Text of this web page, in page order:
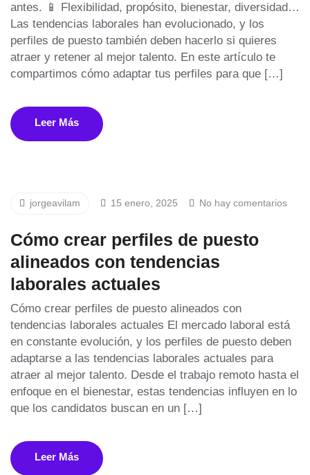
antes. 📱 Flexibilidad, propósito, bienestar, diversidad…
Las tendencias laborales han evolucionado, y los
perfiles de puesto también deben hacerlo si quieres
atraer y retener al mejor talento. En este artículo te
compartimos cómo adaptar tus perfiles para que […]
Leer Más
jorgeavilam 15 enero, 2025 No hay comentarios
Cómo crear perfiles de puesto
alineados con tendencias
laborales actuales
Cómo crear perfiles de puesto alineados con
tendencias laborales actuales El mercado laboral está
en constante evolución, y los perfiles de puesto deben
adaptarse a las tendencias laborales actuales para
atraer al mejor talento. Desde el trabajo remoto hasta el
enfoque en el bienestar, estas tendencias influyen en lo
que los candidatos buscan en un […]
Leer Más